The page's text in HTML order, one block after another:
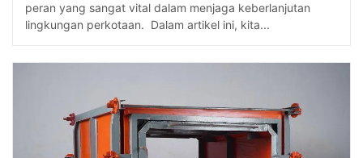
peran yang sangat vital dalam menjaga keberlanjutan
lingkungan perkotaan. Dalam artikel ini, kita...